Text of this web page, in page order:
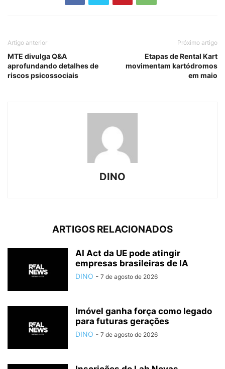
Artigo anterior
MTE divulga Q&A
aprofundando detalhes de
riscos psicossociais
Próximo artigo
Etapas de Rental Kart
movimentam kartódromos
em maio
DINO
ARTIGOS RELACIONADOS
AI Act da UE pode atingir
empresas brasileiras de IA
DINO - 7 de agosto de 2026
Imóvel ganha força como legado
para futuras gerações
DINO - 7 de agosto de 2026